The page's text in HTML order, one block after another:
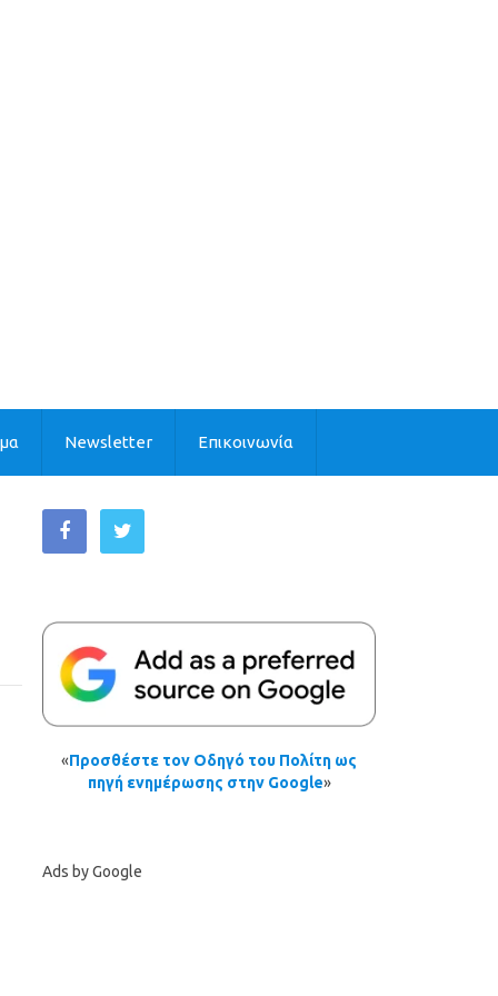
Newsletter Επικοινωνία
«Προσθέστε τον Οδηγό του Πολίτη ως
πηγή ενημέρωσης στην Google»
Ads by Google